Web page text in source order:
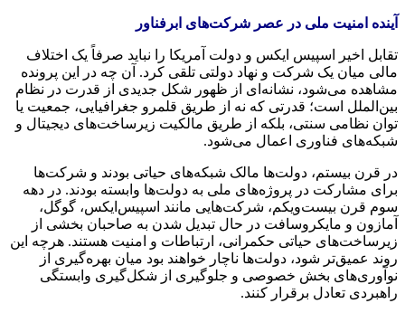
آینده امنیت ملی در عصر شرکت‌های ابرفناور
تقابل اخیر اسپیس ایکس و دولت آمریکا را نباید صرفاً یک اختلاف
مالی میان یک شرکت و نهاد دولتی تلقی کرد. آن چه در این پرونده
مشاهده می‌شود، نشانه‌ای از ظهور شکل جدیدی از قدرت در نظام
بین‌الملل است؛ قدرتی که نه از طریق قلمرو جغرافیایی، جمعیت یا
توان نظامی سنتی، بلکه از طریق مالکیت زیرساخت‌های دیجیتال و
شبکه‌های فناوری اعمال می‌شود.
در قرن بیستم، دولت‌ها مالک شبکه‌های حیاتی بودند و شرکت‌ها
برای مشارکت در پروژه‌های ملی به دولت‌ها وابسته بودند. در دهه
سوم قرن بیست‌ویکم، شرکت‌هایی مانند اسپیس‌ایکس، گوگل،
آمازون و مایکروسافت در حال تبدیل شدن به صاحبان بخشی از
زیرساخت‌های حیاتی حکمرانی، ارتباطات و امنیت هستند. هرچه این
روند عمیق‌تر شود، دولت‌ها ناچار خواهند بود میان بهره‌گیری از
نوآوری‌های بخش خصوصی و جلوگیری از شکل‌گیری وابستگی
راهبردی تعادل برقرار کنند.